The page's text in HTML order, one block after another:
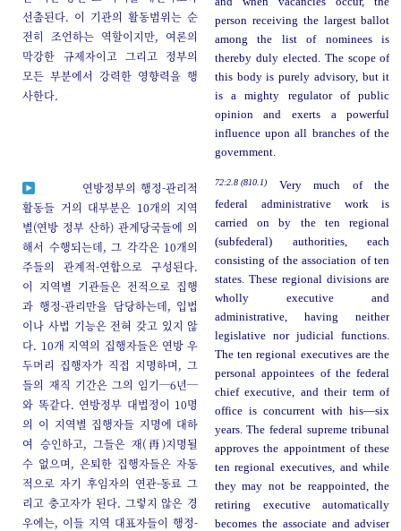
선출된다. 이 기관의 활동범위는 순
전히 조언하는 역할이지만, 여론의
막강한 규제자이고 그리고 정부의
모든 부분에서 강력한 영향력을 행
사한다.
person receiving the largest ballot
among the list of nominees is
thereby duly elected. The scope of
this body is purely advisory, but it
is a mighty regulator of public
opinion and exerts a powerful
influence upon all branches of the
government.
연방정부의 행정-관리적
활동들 거의 대부분은 10개의 지역
별(연방 정부 산하) 관계당국들에 의
해서 수행되는데, 그 각각은 10개의
주들의 관계적-연합으로 구성된다.
이 지역별 기관들은 전적으로 집행
과 행정-관리만을 담당하는데, 입법
이나 사법 기능은 전혀 갖고 있지 않
다. 10개 지역의 집행자들은 연방 우
두머리 집행자가 직접 지명하며, 그
들의 재직 기간은 그의 임기─6년─
와 똑같다. 연방정부 대법정이 10명
의 이 지역별 집행자들 지명에 대하
여 승인하고, 그들은 재(再)지명될
수 없으며, 은퇴한 집행자들은 자동
적으로 자기 후임자의 연관-동료 그
리고 충고자가 된다. 그렇지 않은 경
우에는, 이들 지역 대표자들이 행정-
72:2.8 (810.1)
Very much of the
federal administrative work is
carried on by the ten regional
(subfederal) authorities, each
consisting of the association of ten
states. These regional divisions are
wholly executive and
administrative, having neither
legislative nor judicial functions.
The ten regional executives are the
personal appointees of the federal
chief executive, and their term of
office is concurrent with his—six
years. The federal supreme tribunal
approves the appointment of these
ten regional executives, and while
they may not be reappointed, the
retiring executive automatically
becomes the associate and adviser